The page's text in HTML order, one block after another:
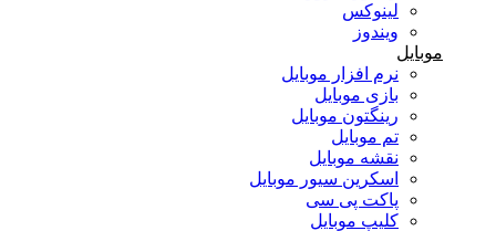
لینوکس
ویندوز
موبایل
نرم افزار موبایل
بازی موبایل
رینگتون موبایل
تم موبایل
نقشه موبایل
اسکرین سیور موبایل
پاکت پی سی
کلیپ موبایل